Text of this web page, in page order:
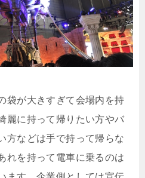
袋が大きすぎて会場内を持
麗に持って帰りたい方やバ
方などは手で持って帰らな
れを持って電車に乗るのは